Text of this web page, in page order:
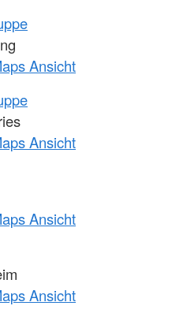
Ansicht
Ansicht
Ansicht
Ansicht